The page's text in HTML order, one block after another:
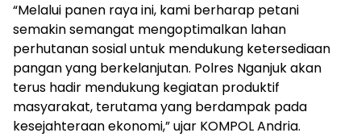
“Melalui panen raya ini, kami berharap petani
semakin semangat mengoptimalkan lahan
perhutanan sosial untuk mendukung ketersediaan
pangan yang berkelanjutan. Polres Nganjuk akan
terus hadir mendukung kegiatan produktif
masyarakat, terutama yang berdampak pada
kesejahteraan ekonomi,” ujar KOMPOL Andria.